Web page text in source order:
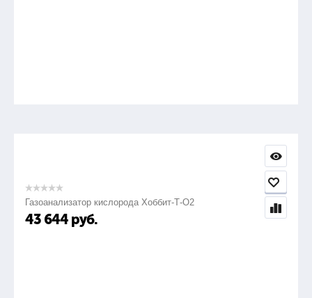
Газоанализатор кислорода Хоббит-Т-О2
43 644 руб.